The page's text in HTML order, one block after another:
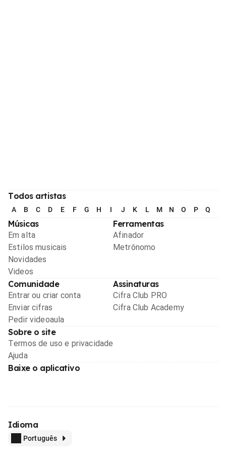
Todos artistas
A B C D E F G H I J K L M N O P Q
Músicas
Em alta
Estilos musicais
Novidades
Videos
Ferramentas
Afinador
Metrônomo
Comunidade
Entrar ou criar conta
Enviar cifras
Pedir videoaula
Assinaturas
Cifra Club PRO
Cifra Club Academy
Sobre o site
Termos de uso e privacidade
Ajuda
Baixe o aplicativo
Idioma
Português